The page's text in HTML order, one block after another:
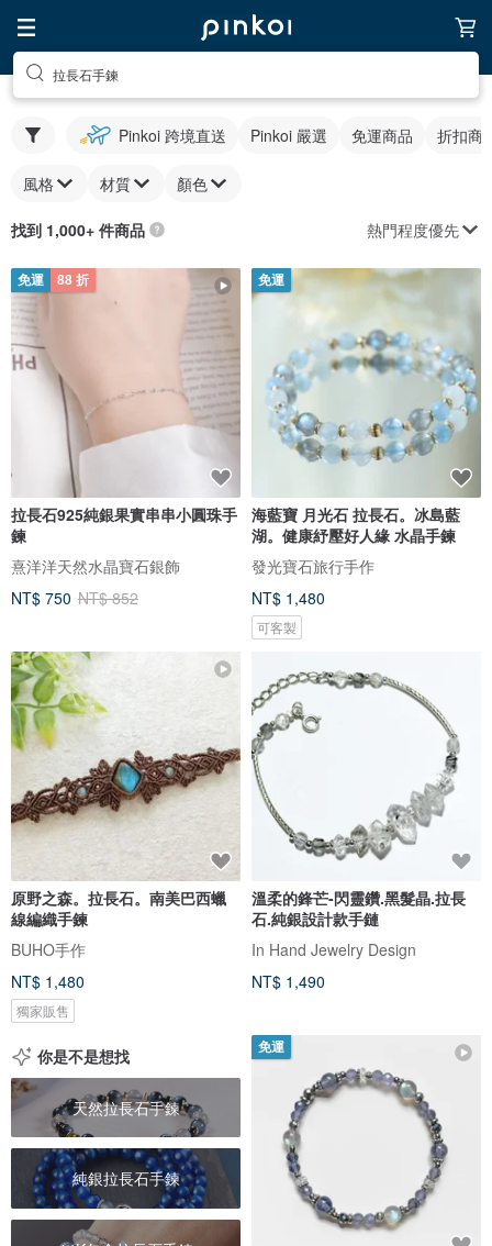
拉長石手鍊
Pinkoi 跨境直送 Pinkoi 嚴選 免運商品 折扣商
風格 材質 顏色
找到 1,000+ 件商品 熱門程度優先
免運 88 折
拉長石925純銀果實串串小圓珠手
鍊
熹洋洋天然水晶寶石銀飾
NT$ 750 NT$ 852
免運
海藍寶 月光石 拉長石。冰島藍
湖。健康紓壓好人緣 水晶手鍊
發光寶石旅行手作
NT$ 1,480
可客製
原野之森。拉長石。南美巴西蠟
線編織手鍊
BUHO手作
NT$ 1,480
獨家販售
溫柔的鋒芒-閃靈鑽.黑髮晶.拉長
石.純銀設計款手鏈
In Hand Jewelry Design
NT$ 1,490
你是不是想找
天然拉長石手鍊
純銀拉長石手鍊
免運